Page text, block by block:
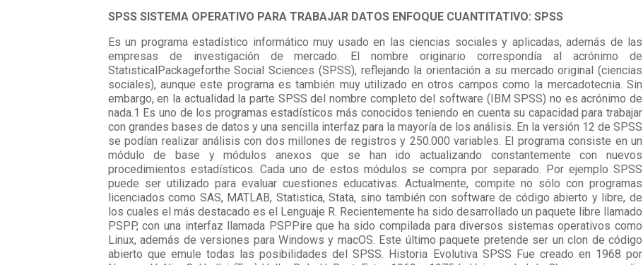
SPSS SISTEMA OPERATIVO PARA TRABAJAR DATOS ENFOQUE CUANTITATIVO: SPSS
Es un programa estadístico informático muy usado en las ciencias sociales y aplicadas, además de las
empresas de investigación de mercado. El nombre originario correspondía al acrónimo de
StatisticalPackageforthe Social Sciences (SPSS), reflejando la orientación a su mercado original (ciencias
sociales), aunque este programa es también muy utilizado en otros campos como la mercadotecnia. Sin
embargo, en la actualidad la parte SPSS del nombre completo del software (IBM SPSS) no es acrónimo de
nada.1 Es uno de los programas estadísticos más conocidos teniendo en cuenta su capacidad para trabajar
con grandes bases de datos y una sencilla interfaz para la mayoría de los análisis. En la versión 12 de SPSS
se podían realizar análisis con dos millones de registros y 250.000 variables. El programa consiste en un
módulo de base y módulos anexos que se han ido actualizando constantemente con nuevos
procedimientos estadísticos. Cada uno de estos módulos se compra por separado. Por ejemplo SPSS
puede ser utilizado para evaluar cuestiones educativas. Actualmente, compite no sólo con programas
licenciados como SAS, MATLAB, Statistica, Stata, sino también con software de código abierto y libre, de
los cuales el más destacado es el Lenguaje R. Recientemente ha sido desarrollado un paquete libre llamado
PSPP, con una interfaz llamada PSPPire que ha sido compilada para diversos sistemas operativos como
Linux, además de versiones para Windows y macOS. Este último paquete pretende ser un clon de código
abierto que emule todas las posibilidades del SPSS. Historia Evolutiva SPSS Fue creado en 1968 por